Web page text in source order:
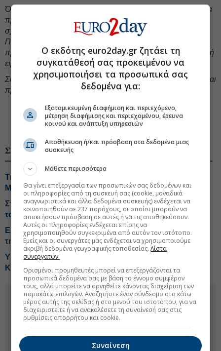
Όσον αφορά τη Γάζα, πιστεύω ότι είναι καίριας σημασίας να
προχωρήσουμε στην επόμενη φάση του ειρηνευτικού
σχεδίου. Να υποστηρίξουμε τη μεταρρύθμιση της
Παλαιστινιακής Αρχής και να παραμείνουμε σταθερά
προσηλωμένοι στον μοναδικό βιώσιμο δρόμο για μια διαρκή
ειρήνη, που είναι η λύση των δύο κρατών.
Σας ευχαριστώ πολύ, Μεγαλειώτατε, για τη φιλοξενία σας, και
προσβλέπω σε μία εποικοδομητική ανταλλαγή απόψεων».
#Κυριάκος Μητσοτάκης #Εξωτερική πολιτική
#Κύπρος πολιτική
ΣΧΕΤΙΚΑ ΘΕΜΑΤΑ
Τι «κρατά» η βιομηχανία από τη συνάντηση με
Μητσοτάκη
Στην παρουσίαση της νέας εφαρμογής MYAGRO για
τους αγρότες ο Κυριάκος Μητσοτάκης
Ελλάδα-Κύπρος-Ιορδανία: Κοινό σχέδιο δράσης για
την άμυνα το 2026
ΥΠΕΞ: Χαιρετίζουμε την ανακοίνωση Γκουτέρες για το
Κυπριακό
Ο εκδότης euro2day.gr ζητάει τη
συγκατάθεσή σας προκειμένου να
χρησιμοποιήσει τα προσωπικά σας
δεδομένα για:
Εξατομικευμένη διαφήμιση και περιεχόμενο,
μέτρηση διαφήμισης και περιεχομένου, έρευνα
κοινού και ανάπτυξη υπηρεσιών
Αποθήκευση ή/και πρόσβαση στα δεδομένα μιας
συσκευής
Μάθετε περισσότερα
Θα γίνει επεξεργασία των προσωπικών σας δεδομένων και
οι πληροφορίες από τη συσκευή σας (cookie, μοναδικά
αναγνωριστικά και άλλα δεδομένα συσκευής) ενδέχεται να
κοινοποιηθούν σε 237 παρόχους, οι οποίοι μπορούν να
αποκτήσουν πρόσβαση σε αυτές ή να τις αποθηκεύσουν.
Αυτές οι πληροφορίες ενδέχεται επίσης να
χρησιμοποιηθούν συγκεκριμένα από αυτόν τον ιστότοπο.
Εμείς και οι συνεργάτες μας ενδέχεται να χρησιμοποιούμε
ακριβή δεδομένα γεωγραφικής τοποθεσίας.Λίστα
συνεργατών.
Ορισμένοι προμηθευτές μπορεί να επεξεργάζονται τα
προσωπικά δεδομένα σας με βάση το έννομο συμφέρον
τους, αλλά μπορείτε να αρνηθείτε κάνοντας διαχείριση των
παρακάτω επιλογών. Αναζητήστε έναν σύνδεσμο στο κάτω
μέρος αυτής της σελίδας ή στο μενού του ιστοτόπου, για να
διαχειριστείτε ή να ανακαλέσετε τη συναίνεσή σας στις
ρυθμίσεις απορρήτου και cookie.
Συναίνεση